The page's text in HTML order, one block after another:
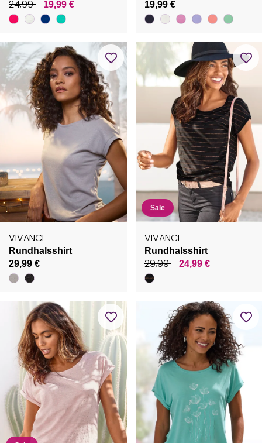
24,99 19,99 €
19,99 €
VIVANCE
Rundhalsshirt
29,99 €
Sale
VIVANCE
Rundhalsshirt
29,99 24,99 €